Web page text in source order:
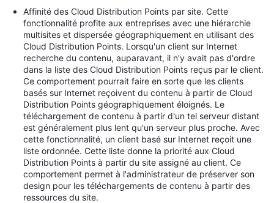
Affinité des Cloud Distribution Points par site. Cette
fonctionnalité profite aux entreprises avec une hiérarchie
multisites et dispersée géographiquement en utilisant des
Cloud Distribution Points. Lorsqu'un client sur Internet
recherche du contenu, auparavant, il n'y avait pas d'ordre
dans la liste des Cloud Distribution Points reçus par le client.
Ce comportement pourrait faire en sorte que les clients
basés sur Internet reçoivent du contenu à partir de Cloud
Distribution Points géographiquement éloignés. Le
téléchargement de contenu à partir d'un tel serveur distant
est généralement plus lent qu'un serveur plus proche. Avec
cette fonctionnalité, un client basé sur Internet reçoit une
liste ordonnée. Cette liste donne la priorité aux Cloud
Distribution Points à partir du site assigné au client. Ce
comportement permet à l'administrateur de préserver son
design pour les téléchargements de contenu à partir des
ressources du site.